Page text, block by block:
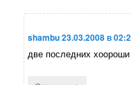
shambu23.03.2008 в
две последних